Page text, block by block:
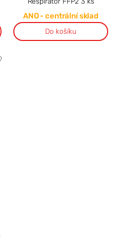
ANO - centrální sklad
Do košíku